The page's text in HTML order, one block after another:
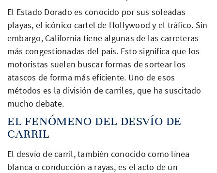
El Estado Dorado es conocido por sus soleadas
playas, el icónico cartel de Hollywood y el tráfico. Sin
embargo, California tiene algunas de las carreteras
más congestionadas del país. Esto significa que los
motoristas suelen buscar formas de sortear los
atascos de forma más eficiente. Uno de esos
métodos es la división de carriles, que ha suscitado
mucho debate.
EL FENÓMENO DEL DESVÍO DE
CARRIL
El desvío de carril, también conocido como línea
blanca o conducción a rayas, es el acto de un